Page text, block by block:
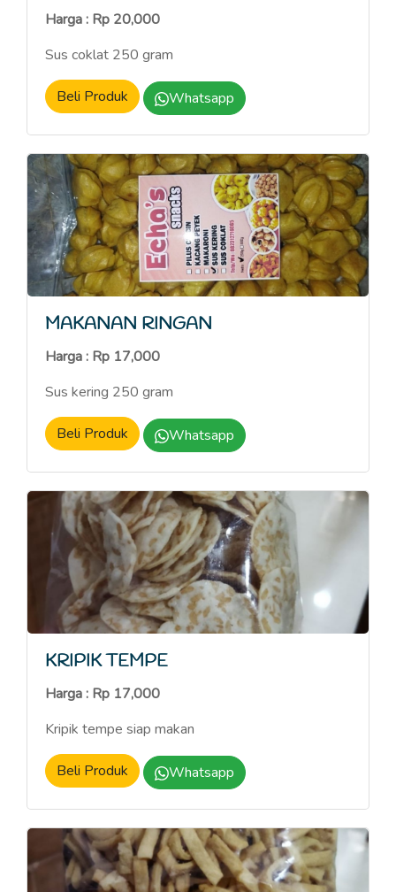
Harga : Rp 20,000
Sus coklat 250 gram
Beli Produk Whatsapp
MAKANAN RINGAN
Harga : Rp 17,000
Sus kering 250 gram
Beli Produk Whatsapp
KRIPIK TEMPE
Harga : Rp 17,000
Kripik tempe siap makan
Beli Produk Whatsapp